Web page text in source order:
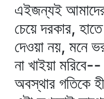
এইজন্যই
চেয়ে দরকার,
দেওয়া নয়, মনে
না খাইয়া
অবস্থার গতিকে